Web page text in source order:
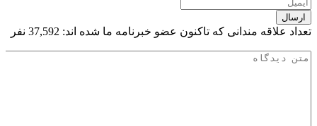
تعداد علاقه مندانی که تاکنون عضو خبرنامه ما شده اند: 37,592 نفر